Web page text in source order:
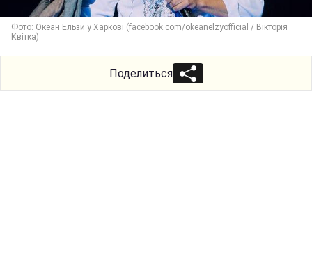
Фото: Океан Ельзи у Харкові (facebook.com/okeanelzyofficial / Вікторія
Квітка)
Поделиться